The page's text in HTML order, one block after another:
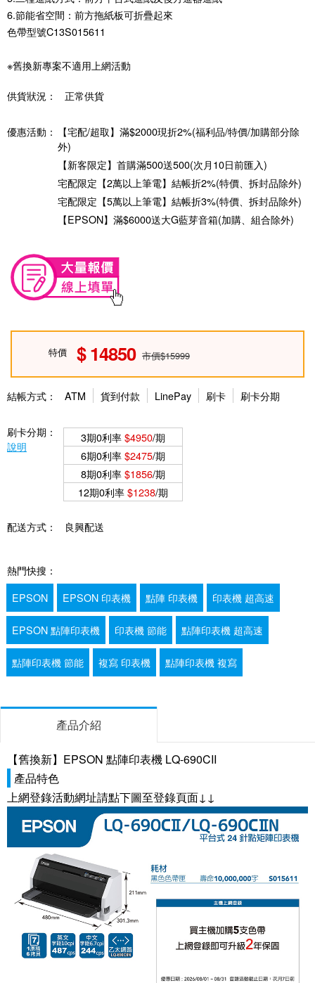
6.節能省空間：前方拖紙板可折疊起來
色帶型號C13S015611
※舊換新專案不適用上網活動
供貨狀況： 正常供貨
優惠活動：
【宅配/超取】滿$2000現折2%(福利品/特價/加購部分除
外)
【新客限定】首購滿500送500(次月10日前匯入)
宅配限定【2萬以上筆電】結帳折2%(特價、拆封品除外)
宅配限定【5萬以上筆電】結帳折3%(特價、拆封品除外)
【EPSON】滿$6000送大G藍芽音箱(加購、組合除外)
特價 14850 市價$15999
結帳方式： ATM 貨到付款 LinePay 刷卡 刷卡分期
刷卡分期：
說明
3期0利率$4950/期
6期0利率$2475/期
8期0利率$1856/期
12期0利率$1238/期
配送方式： 良興配送
熱門快搜：
EPSON
EPSON 印表機 點陣 印表機 印表機 超高速
EPSON 點陣印表機 印表機 節能 點陣印表機 超高速
點陣印表機 節能 複寫 印表機 點陣印表機 複寫
產品介紹
【舊換新】EPSON 點陣印表機 LQ-690CII
產品特色
上網登錄活動網址請點下圖至登錄頁面↓↓